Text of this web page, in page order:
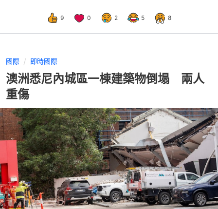
9 0 2 5 8
國際 即時國際
澳洲悉尼內城區一棟建築物倒塌 兩人
重傷